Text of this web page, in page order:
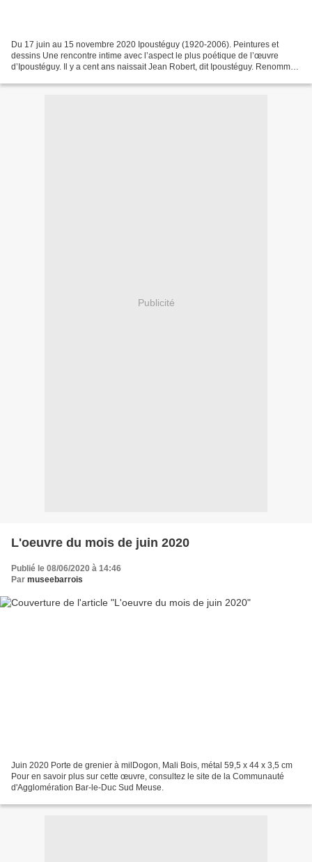
Du 17 juin au 15 novembre 2020 Ipoustéguy (1920-2006). Peintures et
dessins Une rencontre intime avec l’aspect le plus poétique de l’œuvre
d’Ipoustéguy. Il y a cent ans naissait Jean Robert, dit Ipoustéguy. Renommé
Publicité
L'oeuvre du mois de juin 2020
Publié le 08/06/2020 à 14:46
Par museebarrois
Juin 2020 Porte de grenier à milDogon, Mali Bois, métal 59,5 x 44 x 3,5 cm
Pour en savoir plus sur cette œuvre, consultez le site de la Communauté
d'Agglomération Bar-le-Duc Sud Meuse.